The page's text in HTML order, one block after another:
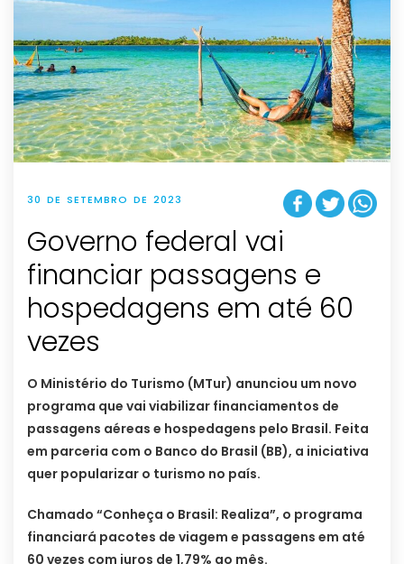
30 DE SETEMBRO DE 2023
Governo federal vai
financiar passagens e
hospedagens em até 60
vezes
O Ministério do Turismo (MTur) anunciou um novo
programa que vai viabilizar financiamentos de
passagens aéreas e hospedagens pelo Brasil. Feita
em parceria com o Banco do Brasil (BB), a iniciativa
quer popularizar o turismo no país.
Chamado “Conheça o Brasil: Realiza”, o programa
financiará pacotes de viagem e passagens em até
60 vezes com juros de 1,79% ao mês.